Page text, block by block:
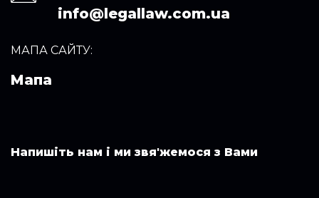
info@legallaw.com.ua
МАПА САЙТУ:
Мапа
Напишіть нам і ми звя'жемося з Вами